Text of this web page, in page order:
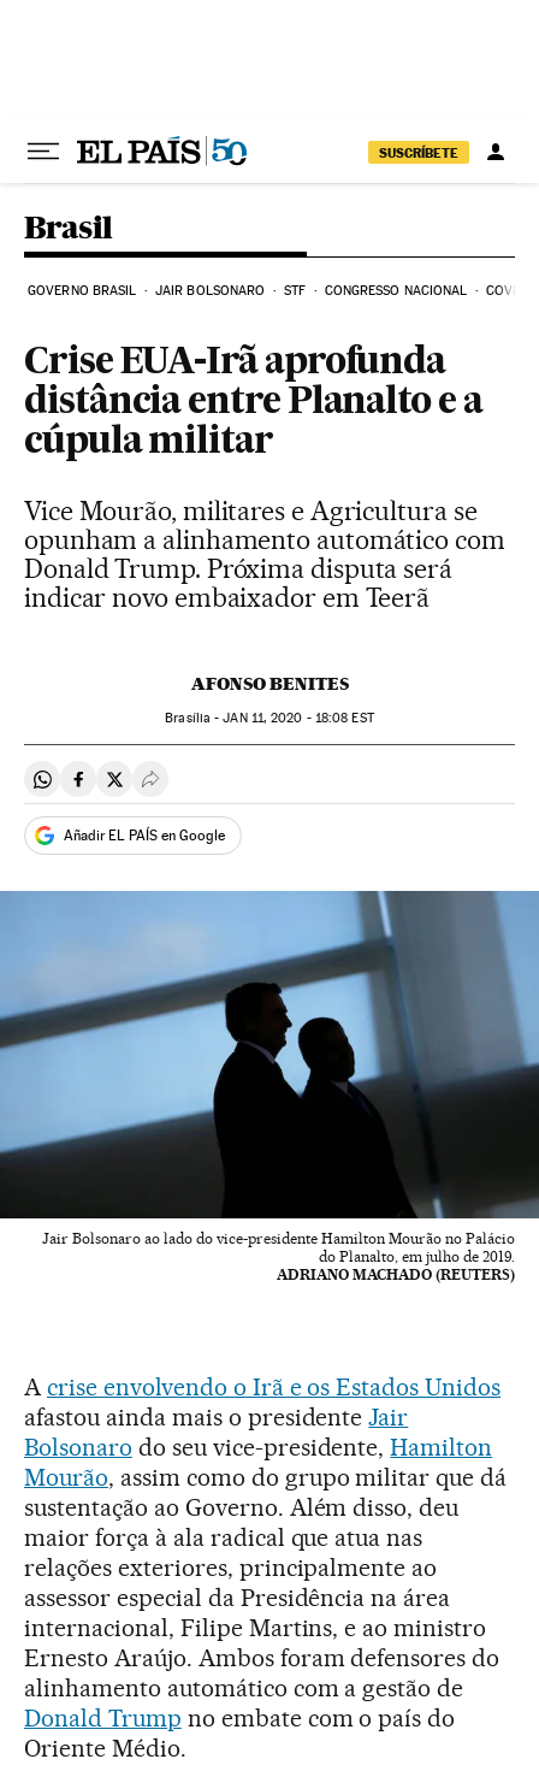
SUSCRÍBETE
Brasil
GOVERNO BRASIL JAIR BOLSONARO STF CONGRESSO NACIONAL COVID-
Crise EUA-Irã aprofunda
distância entre Planalto e a
cúpula militar
Vice Mourão, militares e Agricultura se
opunham a alinhamento automático com
Donald Trump. Próxima disputa será
indicar novo embaixador em Teerã
AFONSO BENITES
Brasília -JAN11, 2020 - 18:08 EST
Compartir en Whatsapp
Compartir en Facebook
Compartir en Twitter
Desplegar Redes Sociales
Añadir EL PAÍS en Google
Jair Bolsonaro ao lado do vice-presidente Hamilton Mourão no Palácio
do Planalto, em julho de 2019.
ADRIANO MACHADO (REUTERS)
Acrise envolvendo o Irã e os Estados Unidos
afastou ainda mais o presidenteJair
Bolsonaro do seu vice-presidente,Hamilton
Mourão, assim como do grupo militar que dá
sustentação ao Governo. Além disso, deu
maior força à ala radical que atua nas
relações exteriores, principalmente ao
assessor especial da Presidência na área
internacional, Filipe Martins, e ao ministro
Ernesto Araújo. Ambos foram defensores do
alinhamento automático com a gestão de
Donald Trump no embate com o país do
Oriente Médio.